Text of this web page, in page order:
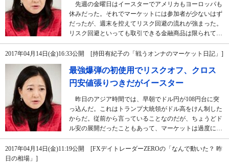
先週の金曜日はイースターでアメリカもヨーロッパも
休みだった。それでマーケットには参加者が少ないはず
だったが、週末を控えてリスク回避の流れが強まった。
リスク回避といっても取引できる金融商品は限られて…
2017年04月14日(金)16:33公開 [持田有紀子の「戦うオンナのマーケット日記」]
最強爆弾の初使用でリスクオフ、クロス
円安値張りつきだがイースター
昨日のアジア時間では、早朝でドル円が108円台に突
っ込んだ。これはトランプ大統領がドル高をけん制した
からだ。従前から言っていることなのだが、ちょうどド
ル安の展開だったこともあって、マーケットは過度に…
2017年04月14日(金)11:19公開 [FXデイトレーダーZEROの「なんで動いた？ 昨
日の相場」]